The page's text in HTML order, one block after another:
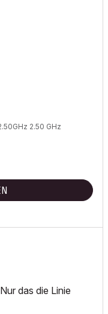
2.50 GHz
das die Linie